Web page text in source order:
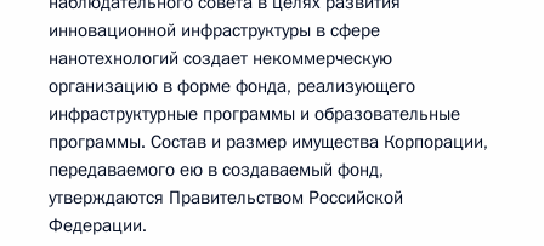
инновационной инфраструктуры в сфере
нанотехнологий создает некоммерческую
организацию в форме фонда, реализующего
инфраструктурные программы и образовательные
программы. Состав и размер имущества Корпорации,
передаваемого ею в создаваемый фонд,
утверждаются Правительством Российской
Федерации.